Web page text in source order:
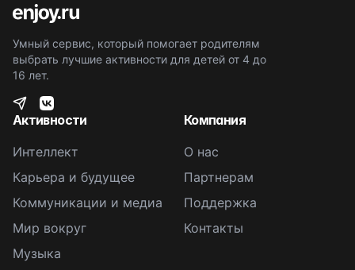
Умный сервис, который помогает родителям
выбрать лучшие активности для детей от 4 до
16 лет.
Активности
Интеллект
Карьера и будущее
Коммуникации и медиа
Мир вокруг
Музыка
Компания
О нас
Партнерам
Поддержка
Контакты